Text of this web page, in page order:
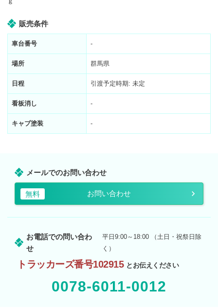
販売条件
車台番号 -
場所 群馬県
日程 引渡予定時期: 未定
看板消し -
キャブ塗装 -
メールでのお問い合わせ
無料 お問い合わせ
お電話での問い合わ
せ
平日9:00～18:00 （土日・祝祭日除
く）
トラッカーズ番号102915 とお伝えください
0078-6011-0012